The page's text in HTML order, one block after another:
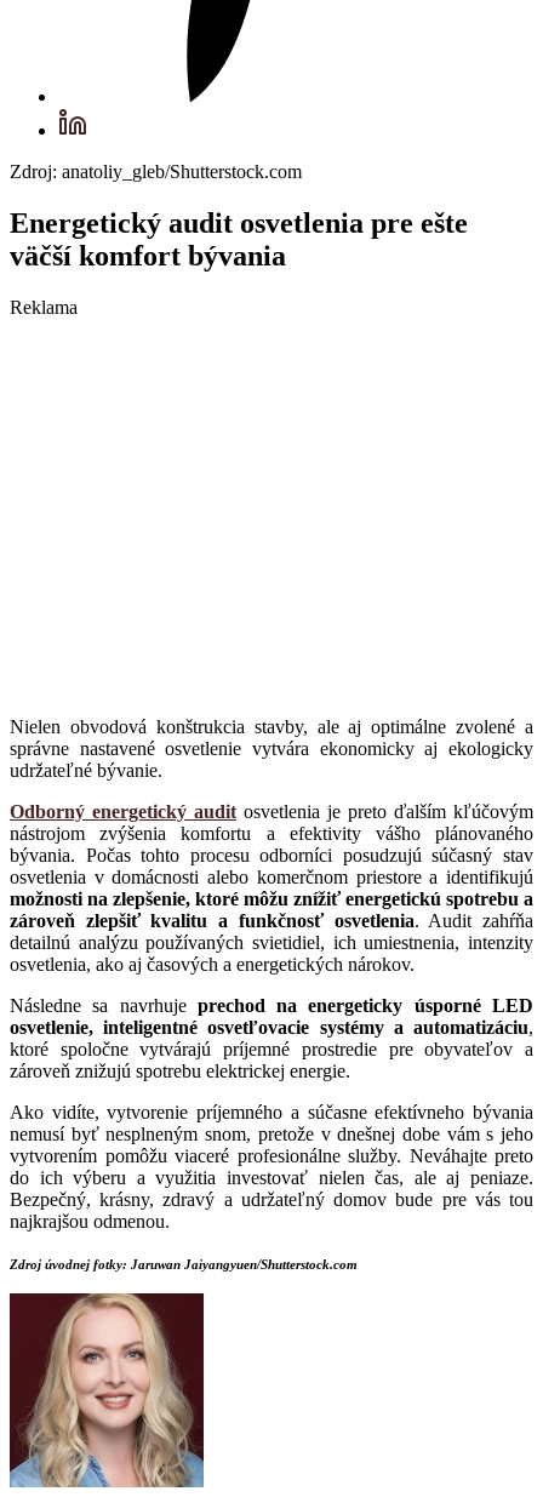
Zdroj: anatoliy_gleb/Shutterstock.com
Energetický audit osvetlenia pre ešte
väčší komfort bývania
Reklama
Nielen obvodová konštrukcia stavby, ale aj optimálne zvolené a
správne nastavené osvetlenie vytvára ekonomicky aj ekologicky
udržateľné bývanie.
Odborný energetický audit osvetlenia je preto ďalším kľúčovým
nástrojom zvýšenia komfortu a efektivity vášho plánovaného
bývania. Počas tohto procesu odborníci posudzujú súčasný stav
osvetlenia v domácnosti alebo komerčnom priestore a identifikujú
možnosti na zlepšenie, ktoré môžu znížiť energetickú spotrebu a
zároveň zlepšiť kvalitu a funkčnosť osvetlenia. Audit zahŕňa
detailnú analýzu používaných svietidiel, ich umiestnenia, intenzity
osvetlenia, ako aj časových a energetických nárokov.
Následne sa navrhuje prechod na energeticky úsporné LED
osvetlenie, inteligentné osvetľovacie systémy a automatizáciu,
ktoré spoločne vytvárajú príjemné prostredie pre obyvateľov a
zároveň znižujú spotrebu elektrickej energie.
Ako vidíte, vytvorenie príjemného a súčasne efektívneho bývania
nemusí byť nesplneným snom, pretože v dnešnej dobe vám s jeho
vytvorením pomôžu viaceré profesionálne služby. Neváhajte preto
do ich výberu a využitia investovať nielen čas, ale aj peniaze.
Bezpečný, krásny, zdravý a udržateľný domov bude pre vás tou
najkrajšou odmenou.
Zdroj úvodnej fotky: Jaruwan Jaiyangyuen/Shutterstock.com